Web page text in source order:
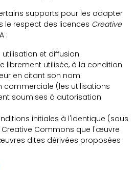
supports pour les adapter
le respect des licences Creative
:
utilisation et diffusion
librement utilisée, à la condition
en citant son nom
commerciale (les utilisations
soumises à autorisation
initiales à l'identique (sous
Commons que l'œuvre
dites dérivées proposées